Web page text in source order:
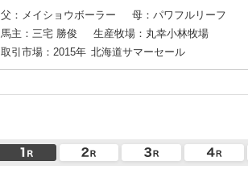
父：メイショウボーラー
母：パワフルリーフ
馬主：三宅 勝俊
生産牧場：丸幸小林牧場
取引市場：2015年 北海道サマーセール